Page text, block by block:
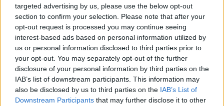
targeted advertising by us, please use the below opt-out
section to confirm your selection. Please note that after your
opt-out request is processed you may continue seeing
interest-based ads based on personal information utilized by
us or personal information disclosed to third parties prior to
your opt-out. You may separately opt-out of the further
disclosure of your personal information by third parties on the
IAB’s list of downstream participants. This information may
also be disclosed by us to third parties on the IAB’s List of
Downstream Participants that may further disclose it to other
ΑΣΕΠ: Εξ αποστάσεως η πιο Εύκολη
Πιστοποίηση Υπολογιστών σε 2
μέρες